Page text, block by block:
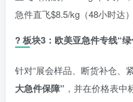
急件直飞$8.5/kg（48小时达）
?板块3：欧美亚急件专线“
针对“展会样品、断货补仓、
大急件保障” ，并在价格表中